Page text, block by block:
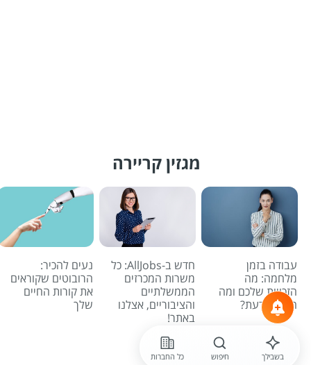
מגזין קריירה
עבודה בזמן
מלחמה: מה
הזכויות שלכם ומה
חשוב לדעת?
חדש ב-AllJobs: כל
משרות המכרזים
הממשלתיים
והציבוריים, אצלנו
באתר!
נעים להכיר:
הרובוטים שקוראים
את קורות החיים
שלך
לכל הכתבות
בשבילך חיפוש כל החברות